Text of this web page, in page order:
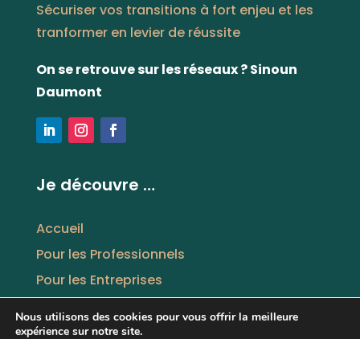
Sécuriser vos transitions à fort enjeu et les
tranformer en levier de réussite
On se retrouve sur les réseaux ? Sinoun
Daumont
Je découvre …
Accueil
Pour les Professionnels
Pour les Entreprises
Qui suis-je ?
Nous utilisons des cookies pour vous offrir la meilleure
expérience sur notre site.